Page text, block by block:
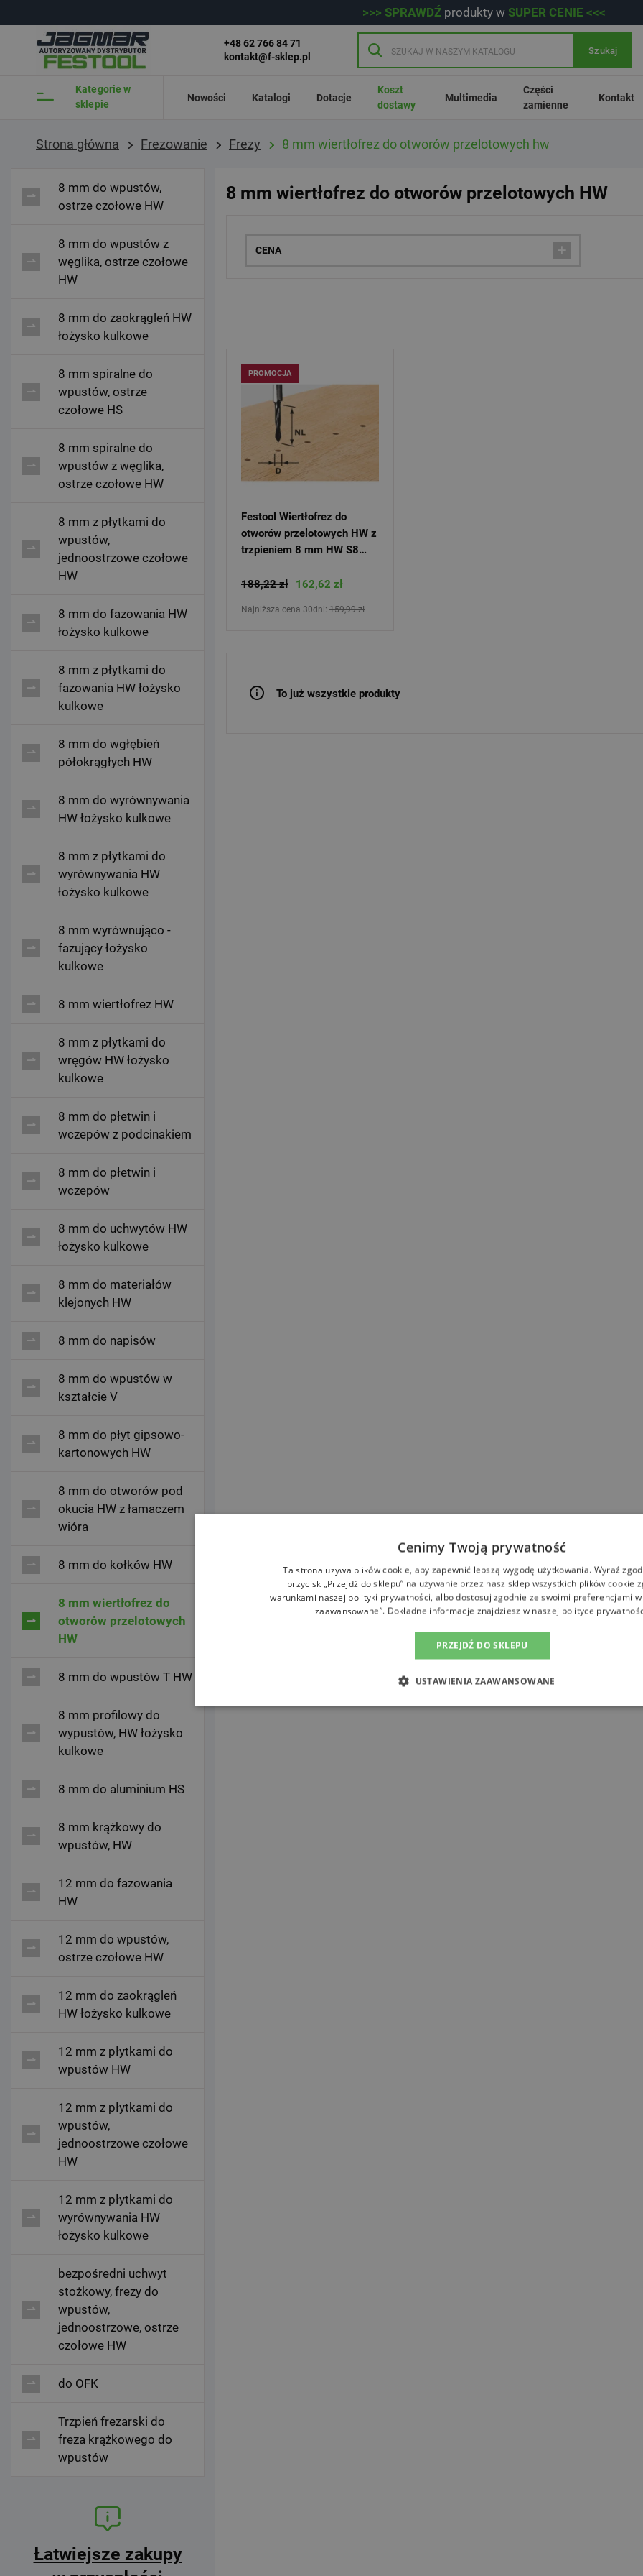
>>> SPRAWDŹprodukty w SUPER CENIE <<<
Przejdź do głównej treściPrzejdź do wyszukiwarki
+48 62 766 84 71
kontakt@f-sklep.pl
Szukaj
Kategorie w
sklepie
Nowości Katalogi Dotacje
Koszt
dostawy
Multimedia
Części
zamienne
Kontakt
Strona główna Frezowanie Frezy 8 mm wiertłofrez do otworów przelotowych hw
8 mm do wpustów,
ostrze czołowe HW
8 mm do wpustów z
węglika, ostrze czołowe
HW
8 mm do zaokrągleń HW
łożysko kulkowe
8 mm spiralne do
wpustów, ostrze
czołowe HS
8 mm spiralne do
wpustów z węglika,
ostrze czołowe HW
8 mm z płytkami do
wpustów,
jednoostrzowe czołowe
HW
8 mm do fazowania HW
łożysko kulkowe
8 mm z płytkami do
fazowania HW łożysko
kulkowe
8 mm do wgłębień
półokrągłych HW
8 mm do wyrównywania
HW łożysko kulkowe
8 mm z płytkami do
wyrównywania HW
łożysko kulkowe
8 mm wyrównująco -
fazujący łożysko
kulkowe
8 mm wiertłofrez HW
8 mm z płytkami do
wręgów HW łożysko
kulkowe
8 mm do płetwin i
wczepów z podcinakiem
8 mm do płetwin i
wczepów
8 mm do uchwytów HW
łożysko kulkowe
8 mm do materiałów
klejonych HW
8 mm do napisów
8 mm do wpustów w
kształcie V
8 mm do płyt gipsowo-
kartonowych HW
8 mm do otworów pod
okucia HW z łamaczem
wióra
8 mm do kołków HW
8 mm wiertłofrez do
otworów przelotowych
HW
8 mm do wpustów T HW
8 mm profilowy do
wypustów, HW łożysko
kulkowe
8 mm do aluminium HS
8 mm krążkowy do
wpustów, HW
12 mm do fazowania
HW
12 mm do wpustów,
ostrze czołowe HW
12 mm do zaokrągleń
HW łożysko kulkowe
12 mm z płytkami do
wpustów HW
12 mm z płytkami do
wpustów,
jednoostrzowe czołowe
HW
12 mm z płytkami do
wyrównywania HW
łożysko kulkowe
bezpośredni uchwyt
stożkowy, frezy do
wpustów,
jednoostrzowe, ostrze
czołowe HW
do OFK
Trzpień frezarski do
freza krążkowego do
wpustów
Łatwiejsze zakupy
8 mm wiertłofrez do otworów przelotowych HW
CENA
PROMOCJA
Festool Wiertłofrez do
otworów przelotowych HW z
trzpieniem 8 mm HW S8
188,22 zł
162,62 zł
Najniższa cena 30dni: 159,99 zł
To już wszystkie produkty
Cenimy Twoją prywatność
Ta strona używa plików cookie, aby zapewnić lepszą wygodę użytkowania. Wyraź
przycisk „Przejdź do sklepu” na używanie przez nasz sklep wszystkich plików cookie
warunkami naszej polityki prywatności, albo dostosuj zgodnie ze swoimi preferencjami
zaawansowane”. Dokładne informacje znajdziesz w naszej polityce
PRZEJDŹ DO SKLEPU
USTAWIENIA ZAAWANSOWANE